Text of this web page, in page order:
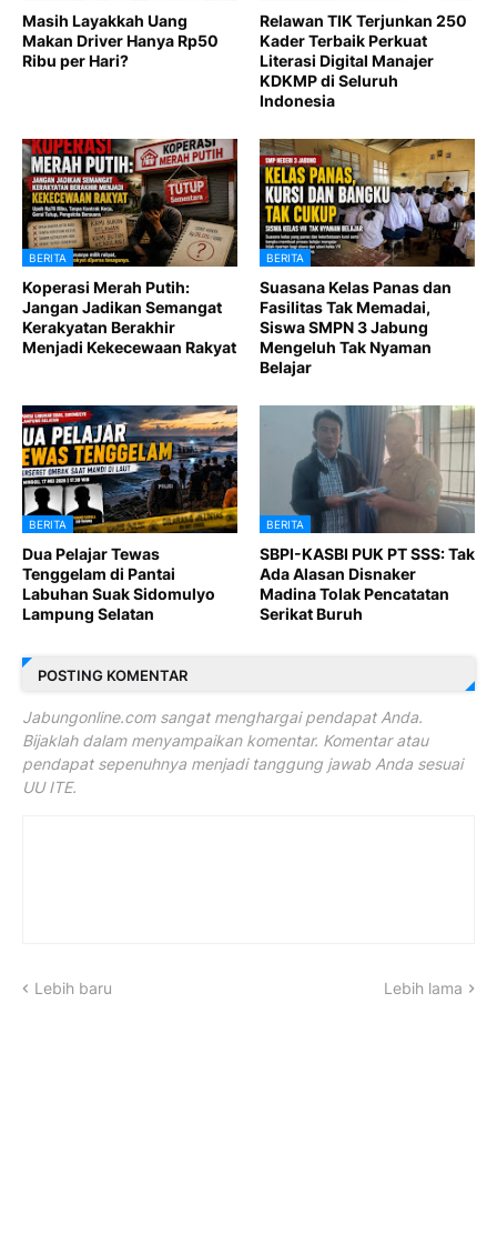
Masih Layakkah Uang
Makan Driver Hanya Rp50
Ribu per Hari?
Relawan TIK Terjunkan 250
Kader Terbaik Perkuat
Literasi Digital Manajer
KDKMP di Seluruh
Indonesia
BERITA
Koperasi Merah Putih:
Jangan Jadikan Semangat
Kerakyatan Berakhir
Menjadi Kekecewaan Rakyat
BERITA
Suasana Kelas Panas dan
Fasilitas Tak Memadai,
Siswa SMPN 3 Jabung
Mengeluh Tak Nyaman
Belajar
BERITA
Dua Pelajar Tewas
Tenggelam di Pantai
Labuhan Suak Sidomulyo
Lampung Selatan
BERITA
SBPI-KASBI PUK PT SSS: Tak
Ada Alasan Disnaker
Madina Tolak Pencatatan
Serikat Buruh
POSTING KOMENTAR
Jabungonline.com sangat menghargai pendapat Anda.
Bijaklah dalam menyampaikan komentar. Komentar atau
pendapat sepenuhnya menjadi tanggung jawab Anda sesuai
UU ITE.
Lebih baru Lebih lama